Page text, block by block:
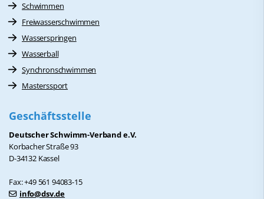
Schwimmen
Freiwasserschwimmen
Wasserspringen
Wasserball
Synchronschwimmen
Masterssport
Geschäftsstelle
Deutscher Schwimm-Verband e.V.
Korbacher Straße 93
D-34132 Kassel
Fax: +49 561 94083-15
info@dsv.de